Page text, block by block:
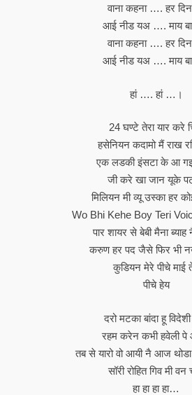
वाना कहना …. हर
आई नीड यअ …. माय
वाना कहना …. हर
आई नीड यअ …. माय
हां …. हां …।
24 घण्टे तेरा यार करे
हसेनियन कदामो मैं राख
एक लडकी इंसटा के आ
जी करे खा जान यूके
मिलियन मी व्यू उस्का हर
Wo Bhi Kehe Boy Teri
पार शायर से बेबी मैना ब्याह
करुण हर पद जैसे फिर भी
कुडियन मेरे पीचे माई
पीचे हेय
दरो मटका बांदा हू विदेशी
रहम करेन कभी हवेली
तब से यारो वो आयी नै आज
सॉरी रोहित गिव मी वन
हा हा हा हा…